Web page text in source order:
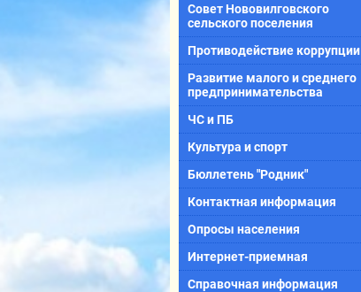
Совет Нововилговского
сельского поселения
Противодействие коррупции
Развитие малого и среднего
предпринимательства
ЧС и ПБ
Культура и спорт
Бюллетень "Родник"
Контактная информация
Опросы населения
Интернет-приемная
Справочная информация